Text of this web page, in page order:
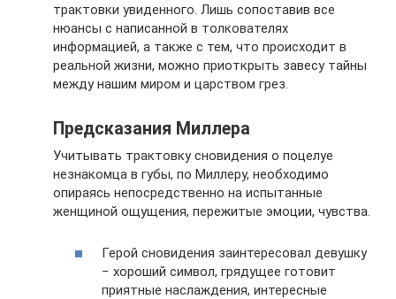
трактовки увиденного. Лишь сопоставив все
нюансы с написанной в толкователях
информацией, а также с тем, что происходит в
реальной жизни, можно приоткрыть завесу тайны
между нашим миром и царством грез.
Предсказания Миллера
Учитывать трактовку сновидения о поцелуе
незнакомца в губы, по Миллеру, необходимо
опираясь непосредственно на испытанные
женщиной ощущения, пережитые эмоции, чувства.
Герой сновидения заинтересовал девушку
− хороший символ, грядущее готовит
приятные наслаждения, интересные